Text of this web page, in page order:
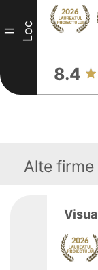
II Loc
8.4
Alte firme